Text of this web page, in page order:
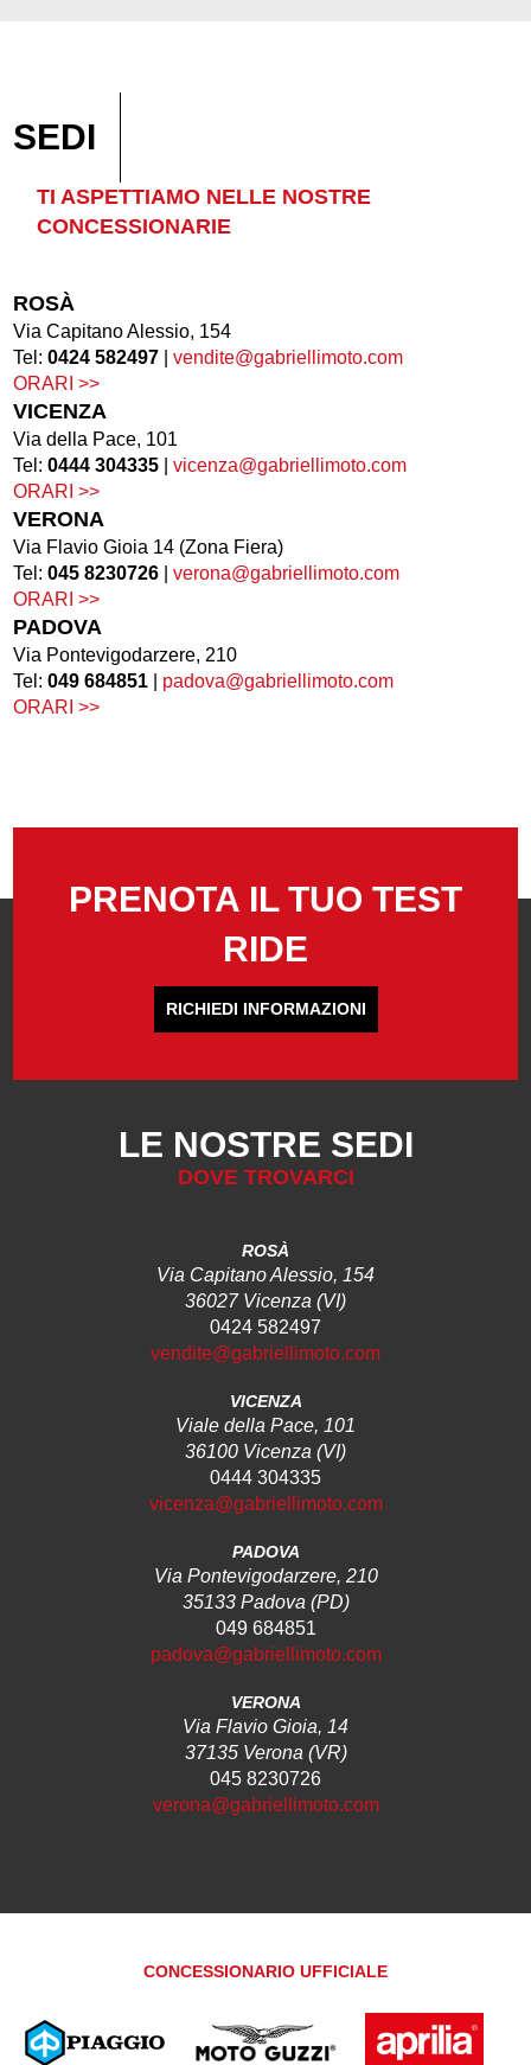
SEDI
TI ASPETTIAMO NELLE NOSTRE
CONCESSIONARIE
ROSÀ
Via Capitano Alessio, 154
Tel:0424 582497 |vendite@gabriellimoto.com
ORARI >>
VICENZA
Via della Pace, 101
Tel:0444 304335 |vicenza@gabriellimoto.com
ORARI >>
VERONA
Via Flavio Gioia 14 (Zona Fiera)
Tel:045 8230726 |verona@gabriellimoto.com
ORARI >>
PADOVA
Via Pontevigodarzere, 210
Tel:049 684851
padova@gabriellimoto.com
ORARI >>
PRENOTA IL TUO TEST
RIDE
RICHIEDI INFORMAZIONI
LE NOSTRE SEDI
DOVE TROVARCI
ROSÀ
Via Capitano Alessio, 154
36027 Vicenza (VI)
0424 582497
vendite@gabriellimoto.com
VICENZA
Viale della Pace, 101
36100 Vicenza (VI)
0444 304335
vicenza@gabriellimoto.com
PADOVA
Via Pontevigodarzere, 210
35133 Padova (PD)
049 684851
padova@gabriellimoto.com
VERONA
Via Flavio Gioia, 14
37135 Verona (VR)
045 8230726
verona@gabriellimoto.com
CONCESSIONARIO UFFICIALE